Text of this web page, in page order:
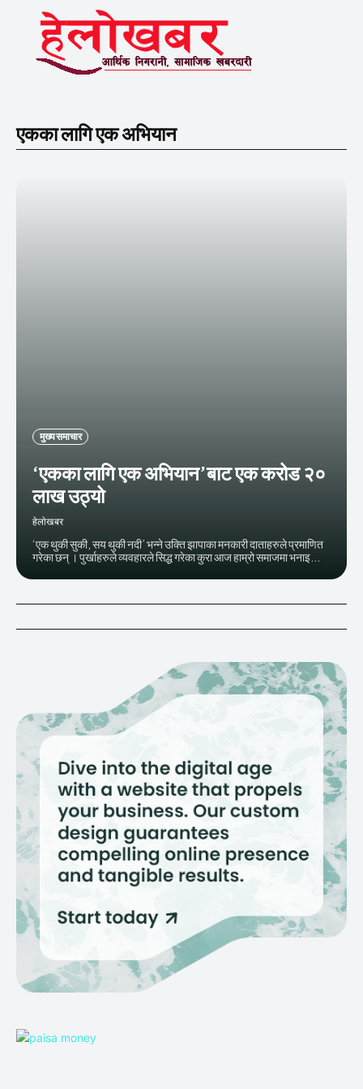
एकका लागि एक अभियान
मुख्य समाचार
‘एकका लागि एक अभियान’बाट एक करोड २०
लाख उठ्यो
हेलाेखबर
‘एक थुकी सुकी, सय थुकी नदी’ भन्ने उक्ति झापाका मनकारी दाताहरुले प्रमाणित
गरेका छन् । पुर्खाहरुले व्यवहारले सिद्ध गरेका कुरा आज हाम्रो समाजमा भनाइ...